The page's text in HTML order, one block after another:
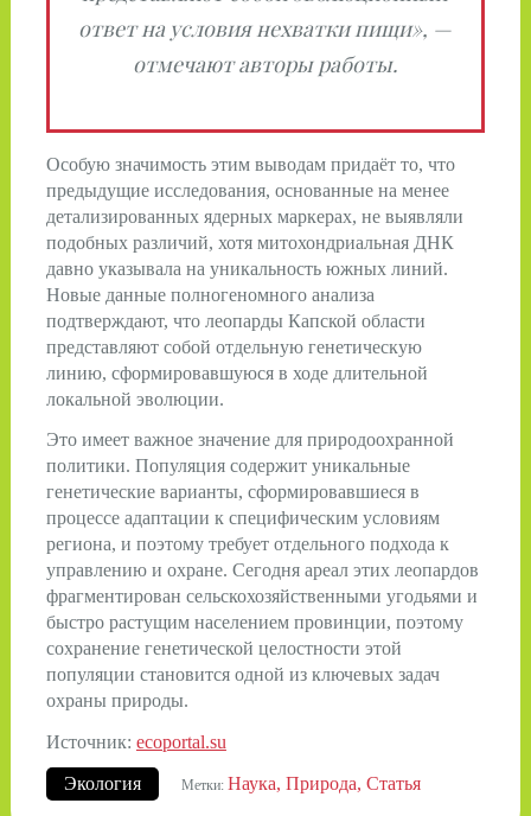
ответ на условия нехватки пищи», —
отмечают авторы работы.
Особую значимость этим выводам придаёт то, что
предыдущие исследования, основанные на менее
детализированных ядерных маркерах, не выявляли
подобных различий, хотя митохондриальная ДНК
давно указывала на уникальность южных линий.
Новые данные полногеномного анализа
подтверждают, что леопарды Капской области
представляют собой отдельную генетическую
линию, сформировавшуюся в ходе длительной
локальной эволюции.
Это имеет важное значение для природоохранной
политики. Популяция содержит уникальные
генетические варианты, сформировавшиеся в
процессе адаптации к специфическим условиям
региона, и поэтому требует отдельного подхода к
управлению и охране. Сегодня ареал этих леопардов
фрагментирован сельскохозяйственными угодьями и
быстро растущим населением провинции, поэтому
сохранение генетической целостности этой
популяции становится одной из ключевых задач
охраны природы.
Источник: ecoportal.su
Экология Метки: Наука Природа Статья